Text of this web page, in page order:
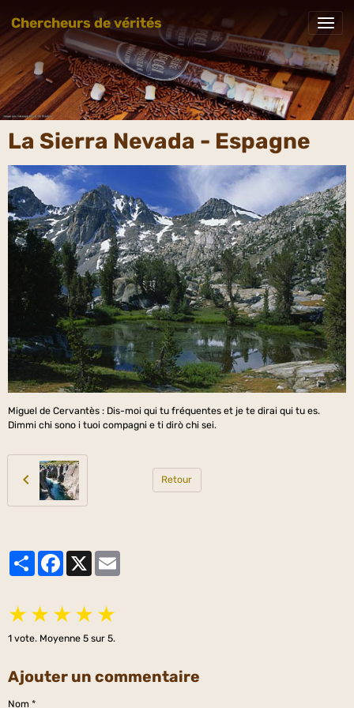
Chercheurs de vérités
La Sierra Nevada - Espagne
Miguel de Cervantès : Dis-moi qui tu fréquentes et je te dirai qui tu es.
Dimmi chi sono i tuoi compagni e ti dirò chi sei.
Retour
PartagerFacebook
X
★ ★ ★ ★ ★
1 vote. Moyenne 5 sur 5.
Ajouter un commentaire
Nom